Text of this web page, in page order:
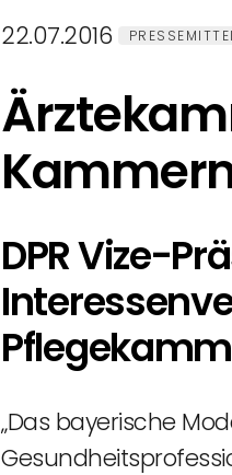
22.07.2016
DPR Vize-
„Das bayerische